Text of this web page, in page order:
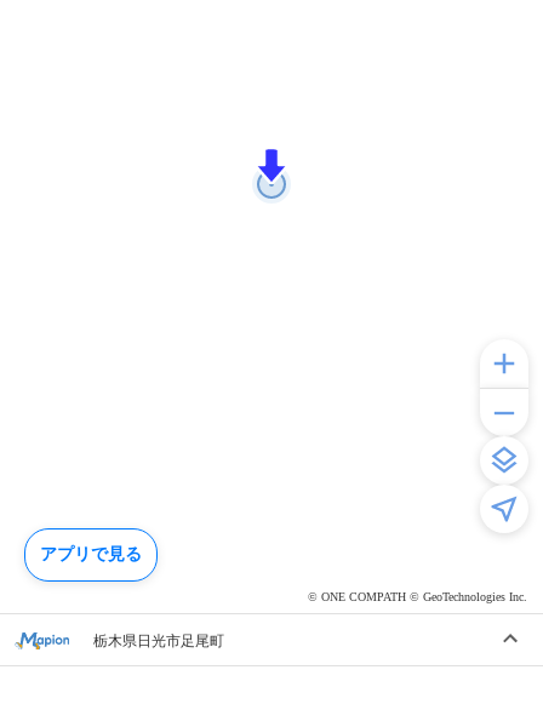
© ONE COMPATH © GeoTechnologies Inc.
栃木県日光市足尾町
アプリで見る